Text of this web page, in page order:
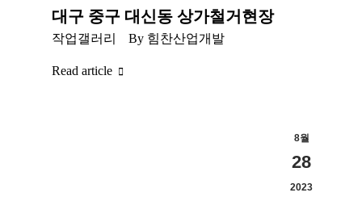
대구 중구 대신동 상가철거현장
작업갤러리 By 힘찬산업개발
Read article
8월
28
2023